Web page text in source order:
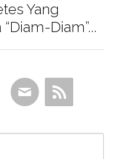
Yang
Diam”...